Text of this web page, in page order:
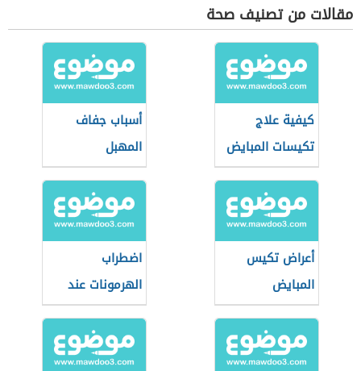
مقالات من تصنيف صحة
كيفية علاج
تكيسات المبايض
أسباب جفاف
المهبل
أعراض تكيس
المبايض
اضطراب
الهرمونات عند
النساء